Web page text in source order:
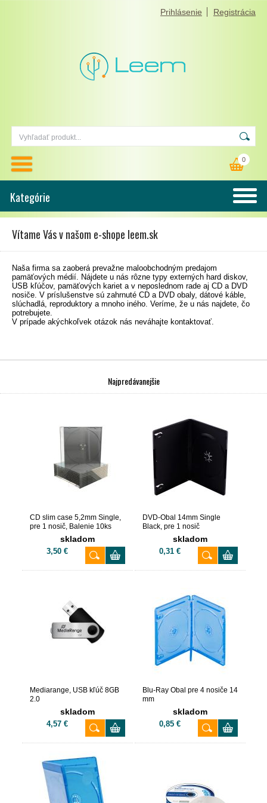
Prihlásenie Registrácia
0
Kategórie
Vítame Vás v našom e-shope leem.sk
Naša firma sa zaoberá prevažne maloobchodným predajom
pamäťových médií. Nájdete u nás rôzne typy externých hard diskov,
USB kľúčov, pamäťových kariet a v neposlednom rade aj CD a DVD
nosiče. V príslušenstve sú zahrnuté CD a DVD obaly, dátové káble,
slúchadlá, reproduktory a mnoho iného. Veríme, že u nás najdete, čo
potrebujete.
V prípade akýchkoľvek otázok nás neváhajte kontaktovať.
Najpredávanejšie
CD slim case 5,2mm Single,
pre 1 nosič, Balenie 10ks
skladom
3,50 €
DVD-Obal 14mm Single
Black, pre 1 nosič
skladom
0,31 €
Mediarange, USB kľúč 8GB
2.0
skladom
4,57 €
Blu-Ray Obal pre 4 nosiče 14
mm
skladom
0,85 €